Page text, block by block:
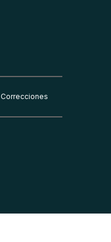
Correcciones